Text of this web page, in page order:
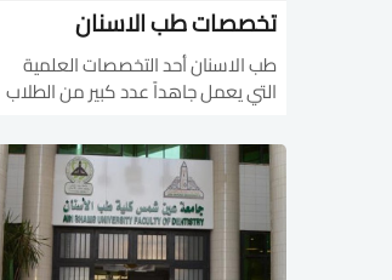
تخصصات طب الاسنان
طب الاسنان أحد التخصصات العلمية
التي يعمل جاهداً عدد كبير من الطلاب
التخصصات التي يمكنك الدراسة بها و